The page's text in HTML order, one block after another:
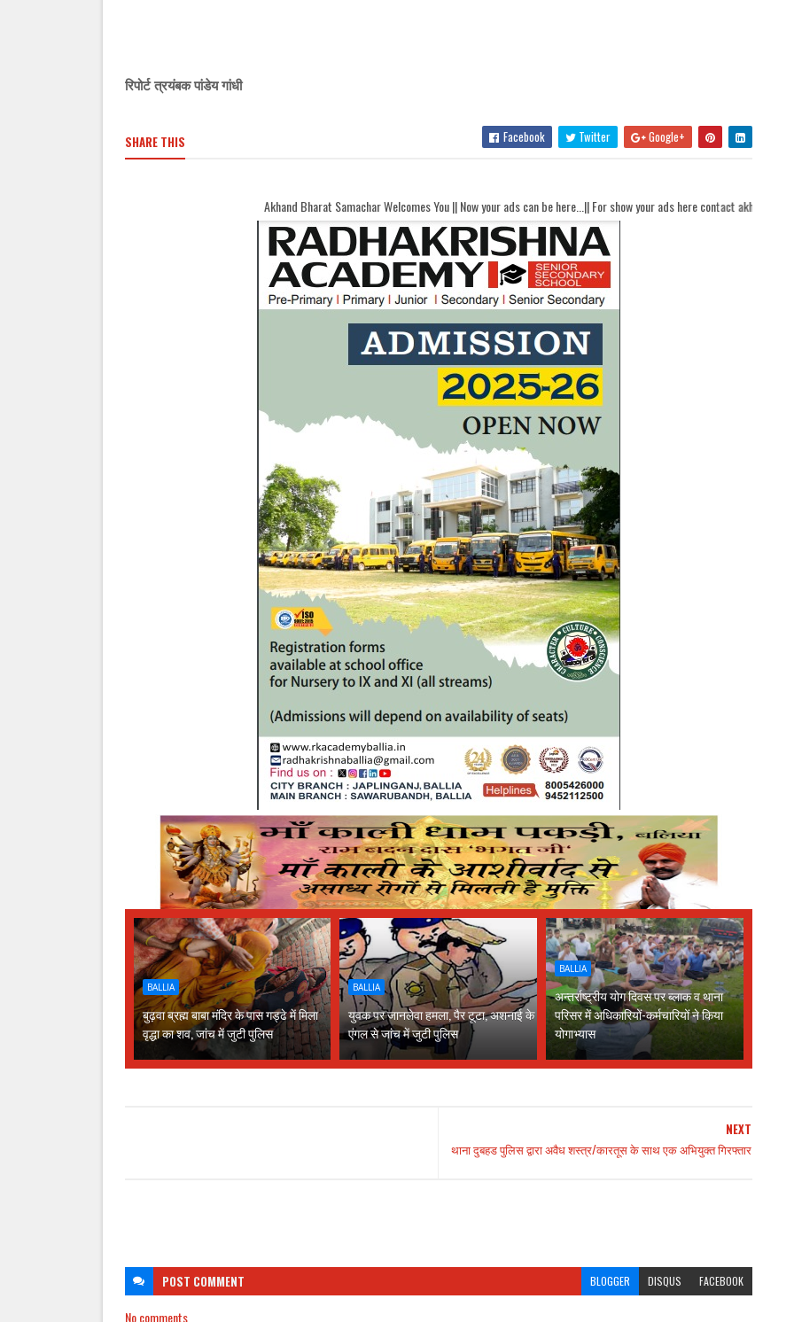
रिपोर्ट त्रयंबक पांडेय गांधी
SHARE THIS Facebook Twitter Google+
Akhand Bharat Samachar Welcomes You || Now your ads can be here...|| For show your ads here contact
BALLIA
बुढ़वा ब्रह्म बाबा मंदिर के पास गड्ढे में मिला
वृद्धा का शव, जांच में जुटी पुलिस
BALLIA
युवक पर जानलेवा हमला, पैर टूटा, अशनाई के
एंगल से जांच में जुटी पुलिस
BALLIA
अन्तर्राष्ट्रीय योग दिवस पर ब्लाक व थाना
परिसर में अधिकारियों-कर्मचारियों ने किया
योगाभ्यास
NEXT
थाना दुबहड पुलिस द्वारा अवैध शस्त्र/कारतूस के साथ एक अभियुक्त गिरफ्तार
POST COMMENT BLOGGER DISQUS FACEBOOK
No comments